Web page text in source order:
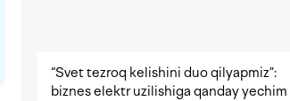
“Svet tezroq kelishini duo qilyapmiz”:
biznes elektr uzilishiga qanday yechim